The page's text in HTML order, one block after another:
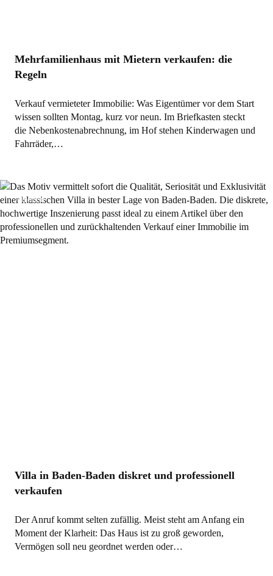
Mehrfamilienhaus mit Mietern verkaufen: die
Regeln
Verkauf vermieteter Immobilie: Was Eigentümer vor dem Start
wissen sollten Montag, kurz vor neun. Im Briefkasten steckt
die Nebenkostenabrechnung, im Hof stehen Kinderwagen und
Fahrräder,…
Allgemein
Villa in Baden-Baden diskret und professionell
verkaufen
Der Anruf kommt selten zufällig. Meist steht am Anfang ein
Moment der Klarheit: Das Haus ist zu groß geworden,
Vermögen soll neu geordnet werden oder…